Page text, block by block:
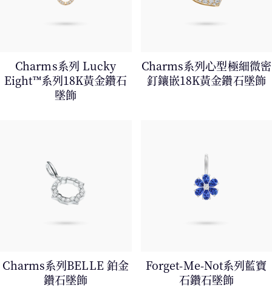
Charms系列 Lucky
Eight™系列18K黃金鑽石
墜飾
Charms系列心型極細微密
釘鑲嵌18K黃金鑽石墜飾
Charms系列BELLE 鉑金
鑽石墜飾
Forget-Me-Not系列藍寶
石鑽石墜飾